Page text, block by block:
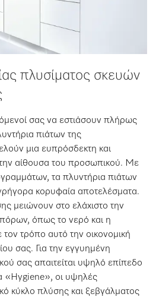
πλυσίματος σκευών
σας να εστιάσουν πλήρως
πιάτων της
μια ευπρόσδεκτη και
αίθουσα του προσωπικού. Με
τα πλυντήρια πιάτων
κορυφαία αποτελέσματα.
μειώνουν στο ελάχιστο την
όπως το νερό και η
τρόπο αυτό την οικονομική
σας. Για την εγγυημένη
σας απαιτείται υψηλό επίπεδο
«Hygiene», οι υψηλές
κύκλο πλύσης και ξεβγάλματος